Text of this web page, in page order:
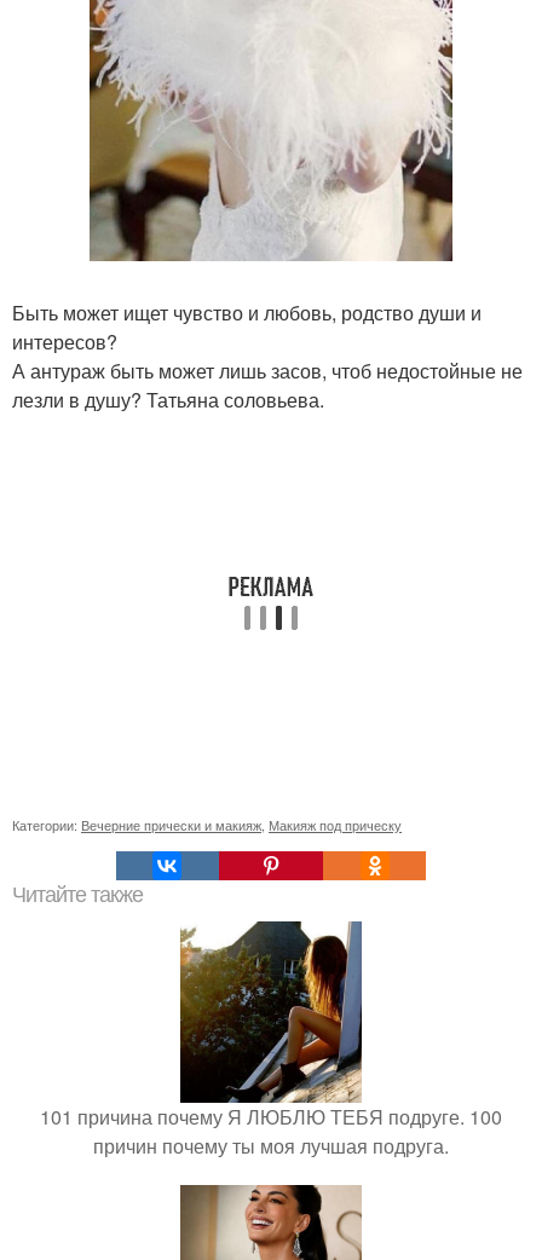
Быть может ищет чувство и любовь, родство души и
интересов?
А антураж быть может лишь засов, чтоб недостойные не
лезли в душу? Татьяна соловьева.
Категории: Вечерние прически и макияж Макияж под прическу
Читайте также
101 причина почему Я ЛЮБЛЮ ТЕБЯ подруге. 100
причин почему ты моя лучшая подруга.